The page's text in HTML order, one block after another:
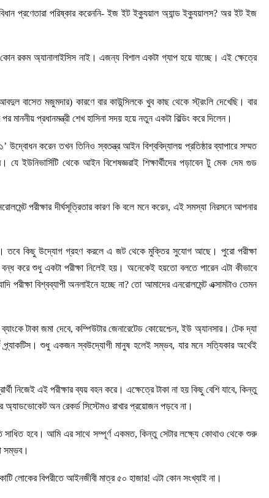
প্রণেতারা পরিষ্কার করেননি- ইজ ইট ইক্যুয়াল অ্যান্ড ইক্যুয়ালস? অর ইট ইজ
রকম অ্যানালাইসিস নাই। এজন্য বিশাল একটা গ্যাপ হয়ে যাচ্ছে। এই ক্ষেত্রে
বাসেত মজুমদার) কারণে বার কাউন্সিলকে খুব কাছ থেকে স্ট্রংলি দেখেছি। বার
মাননীয় প্রধানমন্ত্রী শেখ হাসিনা সদয় হয়ে নতুন একটা বিল্ডিং করে দিলেন।
উদ্বোধন করেন তখন তিনিও স্বতন্ত্র আইন বিশ্ববিদ্যালয় প্রতিষ্ঠার ব্যাপারে সম্মত
ইউনিভার্সিটি থেকে আইন বিশেষজ্ঞরাই শিক্ষার্থীদের পড়াবেন টু মেক দেম গুড
পরীক্ষার দীর্ঘসূত্রিতার কারণ কি বলে মনে করেন, এই সমস্যা নিরসনে আপনার
তবে কিছু উদ্যোগ গ্রহণ করলে এ জট থেকে মুক্তির সুযোগ আছে। পুরো পরীক্ষা
বন্ধ করে শুধু একটা পরীক্ষা নিলেই হয়। অনেকেই হয়তো বলতে পারেন এটা কীভাবে
বিশ্বব্যাপী অনলাইনে হচ্ছে না? তো আমাদের এনরোলমেন্ট এক্সামটাও তেমন
টাকা জমা দেবে, কম্পিউটার জেনারেটেড কোয়েশ্চেন, ইউ অ্যানসার। টেক দ্যা
প্র্যাকটিস। শুধু একজন স্বউদ্যোগী মানুষ হলেই সম্ভব, যার মনে সত্যিকার অর্থেই
নিজেই এই পরীক্ষার ব্যয় বহন করে। এক্ষেত্রে টাকা না হয় কিছু বেশি যাবে, কিন্তু
অন রেকর্ড সিস্টেমও রাখার প্রয়োজন পড়বে না।
সাধিত হবে। আমি এর সাথে সম্পূর্ণ একমত, কিন্তু সেটার লক্ষ্যে কোথাও থেকে শুরু
সম্ভব।
লোকের বিপরীতে আইনজীবী মাত্র ৫০ হাজার! এটা কোন সংখ্যাই না।